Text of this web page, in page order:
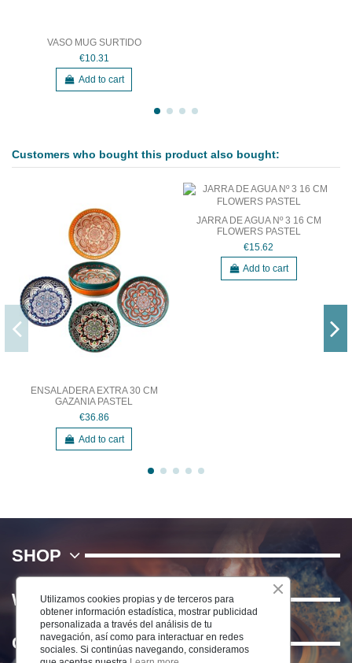
VASO MUG SURTIDO
€10.31
Add to cart
Customers who bought this product also bought:
ENSALADERA EXTRA 30 CM
GAZANIA PASTEL
€36.86
Add to cart
JARRA DE AGUA Nº 3 16 CM
FLOWERS PASTEL
€15.62
Add to cart
SHOP
WE
Contact us
Utilizamos cookies propias y de terceros para
obtener información estadística, mostrar publicidad
personalizada a través del análisis de tu
navegación, así como para interactuar en redes
sociales. Si continúas navegando, consideramos